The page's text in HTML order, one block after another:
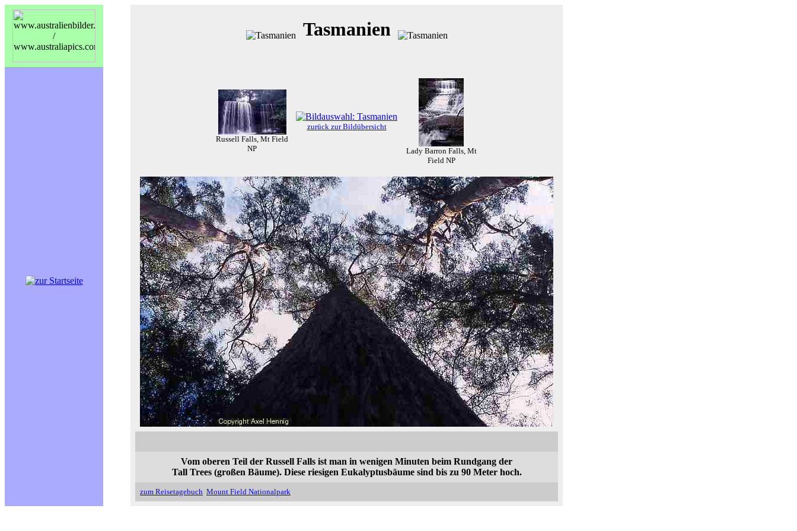
Tasmanien
Russell Falls, Mt Field
NP
zurück zur Bildübersicht
Lady Barron Falls, Mt
Field NP
Vom oberen Teil der Russell Falls ist man in wenigen Minuten beim Rundgang der
Tall Trees (großen Bäume). Diese riesigen Eukalyptusbäume sind bis zu 90 Meter hoch.
zum Reisetagebuch Mount Field Nationalpark